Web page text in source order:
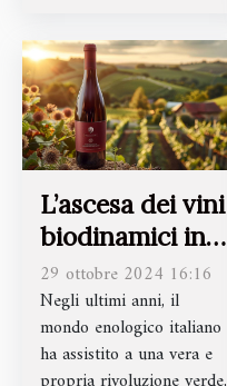
L’ascesa dei vini
biodinamici in
Italia: miti e
realtà
29 ottobre 2024 16:16
Negli ultimi anni, il
mondo enologico italiano
ha assistito a una vera e